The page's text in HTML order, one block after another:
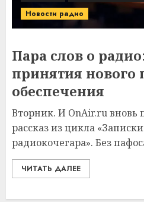
Новости радио
Пара слов о
принятия нового
обеспечения
Вторник. И OnAir.ru вновь
рассказ из цикла
радиокочегара». Без
ЧИТАТЬ ДАЛЕЕ